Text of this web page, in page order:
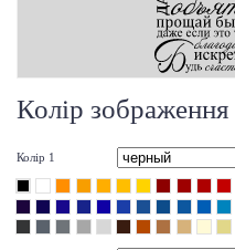
Колір зображення
Колір 1